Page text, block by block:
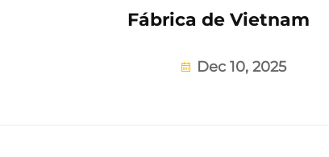
Fábrica de Vietnam
Dec 10, 2025